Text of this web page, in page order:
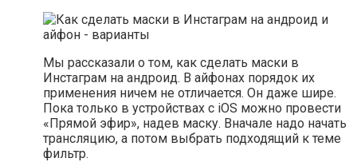
Мы рассказали о том, как сделать маски в
Инстаграм на андроид. В айфонах порядок их
применения ничем не отличается. Он даже шире.
Пока только в устройствах с iOS можно провести
«Прямой эфир», надев маску. Вначале надо начать
трансляцию, а потом выбрать подходящий к теме
фильтр.